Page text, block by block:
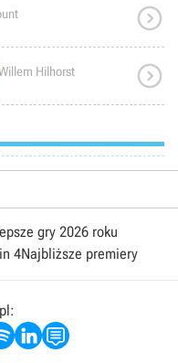

Hilhorst 
gry 2026 roku
4Najbliższe premiery